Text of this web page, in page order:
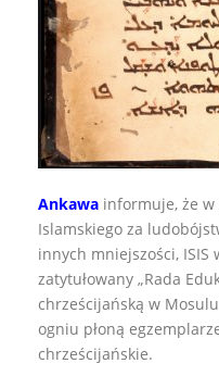
Ankawa informuje, że
Islamskiego za
innych mniejszości, ISIS
zatytułowany „Rada
chrześcijańską w
ogniu płoną
chrześcijańskie.